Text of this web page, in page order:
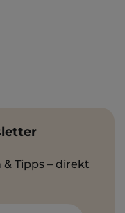
Tipps – direkt